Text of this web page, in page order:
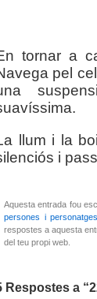
tornar a
pel
llum i la
i
Aquesta entrada fou
persones i personatges
respostes a aquesta
del teu propi web.
Respostes a